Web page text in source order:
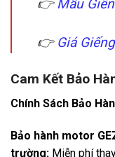
👉Mẫu
👉 Giá
Cam Kết Bảo
Chính Sách Bảo
Bảo hành motor
trường: Miễn phí